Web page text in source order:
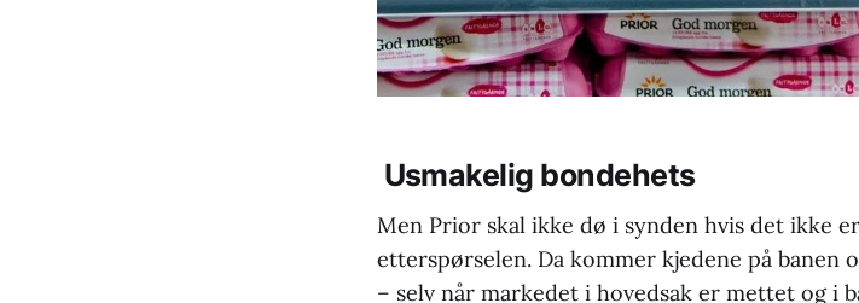
Usmakelig bondehets
Men Prior skal ikke dø i synden hvis det ikke
etterspørselen. Da kommer kjedene på banen
– selv når markedet i hovedsak er mettet og i